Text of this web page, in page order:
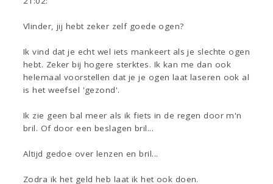
Vlinder, jij hebt zeker zelf goede ogen?
Ik vind dat je echt wel iets mankeert als je slechte ogen
hebt. Zeker bij hogere sterktes. Ik kan me dan ook
helemaal voorstellen dat je je ogen laat laseren ook al
is het weefsel 'gezond'.
Ik zie geen bal meer als ik fiets in de regen door m'n
bril. Of door een beslagen bril...
Altijd gedoe over lenzen en bril...
Zodra ik het geld heb laat ik het ook doen.